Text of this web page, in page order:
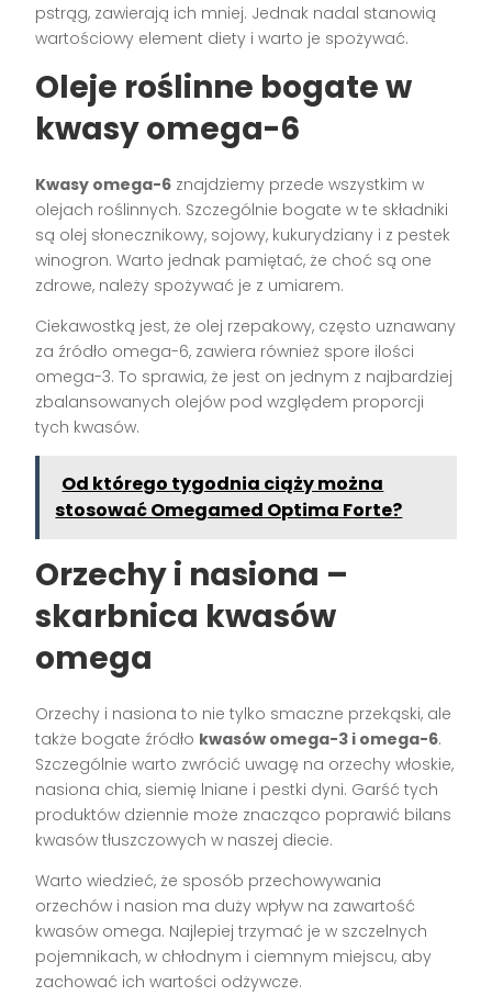
pstrąg, zawierają ich mniej. Jednak nadal stanowią
wartościowy element diety i warto je spożywać.
Oleje roślinne bogate w
kwasy omega-6
Kwasy omega-6 znajdziemy przede wszystkim w
olejach roślinnych. Szczególnie bogate w te składniki
są olej słonecznikowy, sojowy, kukurydziany i z pestek
winogron. Warto jednak pamiętać, że choć są one
zdrowe, należy spożywać je z umiarem.
Ciekawostką jest, że olej rzepakowy, często uznawany
za źródło omega-6, zawiera również spore ilości
omega-3. To sprawia, że jest on jednym z najbardziej
zbalansowanych olejów pod względem proporcji
tych kwasów.
Od którego tygodnia ciąży można
stosować Omegamed Optima Forte?
Orzechy i nasiona –
skarbnica kwasów
omega
Orzechy i nasiona to nie tylko smaczne przekąski, ale
także bogate źródło kwasów omega-3 i omega-6.
Szczególnie warto zwrócić uwagę na orzechy włoskie,
nasiona chia, siemię lniane i pestki dyni. Garść tych
produktów dziennie może znacząco poprawić bilans
kwasów tłuszczowych w naszej diecie.
Warto wiedzieć, że sposób przechowywania
orzechów i nasion ma duży wpływ na zawartość
kwasów omega. Najlepiej trzymać je w szczelnych
pojemnikach, w chłodnym i ciemnym miejscu, aby
zachować ich wartości odżywcze.